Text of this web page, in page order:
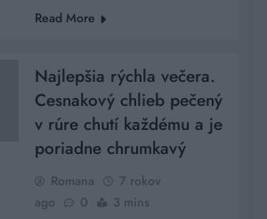
Read More
Najlepšia rýchla večera.
Cesnakový chlieb pečený
v rúre chutí každému a je
poriadne chrumkavý
Romana
7 rokov
ago
0 3 mins